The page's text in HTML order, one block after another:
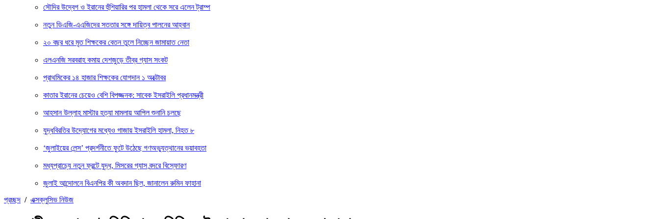
সৌদির উদ্বেগ ও ইরানের হুঁশিয়ারির পর হামলা থেকে সরে এলেন ট্রাম্প
নতুন ডিএজি-এএজিদের সততার সঙ্গে দায়িত্ব পালনের আহ্বান
২০ বছর ধরে মৃত শিক্ষকের বেতন তুলে নিচ্ছেন জামায়াত নেতা
এলএনজি সরবরাহ কমায় দেশজুড়ে তীব্র গ্যাস সংকট
প্রাথমিকের ১৪ হাজার শিক্ষকের যোগদান ১ অক্টোবর
কাতার ইরানের চেয়েও বেশি বিপজ্জনক: সাবেক ইসরাইলি প্রধানমন্ত্রী
আহসান উল্লাহ মাস্টার হত্যা মামলায় আপিল শুনানি চলছে
যুদ্ধবিরতির উদ্যোগের মধ্যেও গাজায় ইসরাইলি হামলা, নিহত ৮
‘জুলাইয়ের লেন্স’ প্রদর্শনীতে ফুটে উঠেছে গণঅভ্যুত্থানের ভয়াবহতা
মধ্যপ্রাচ্যে নতুন ফ্রন্টে যুদ্ধ, মিসরের গ্যাস বন্দরে বিস্ফোরণ
জুলাই আন্দোলনে বিএনপির কী অবদান ছিল, জানালেন রুমিন ফাহানা
প্রচ্ছদ / এক্সক্লুসিভ নিউজ